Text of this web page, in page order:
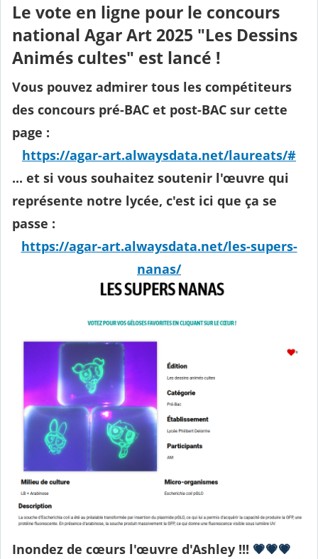
Le vote en ligne pour le concours
national Agar Art 2025 "Les Dessins
Animés cultes" est lancé !
Vous pouvez admirer tous les compétiteurs
des concours pré-BAC et post-BAC sur cette
page :
https://agar-art.alwaysdata.net/laureats/#
... et si vous souhaitez soutenir l'œuvre qui
représente notre lycée, c'est ici que ça se
passe :
https://agar-art.alwaysdata.net/les-supers-
nanas/
Inondez de cœurs l'œuvre d'Ashley !!! 💗💗💗